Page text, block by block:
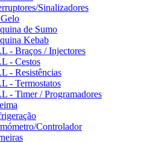
Sinalizadores
de Sumo
Kebab
- Braços / Injectores
- Cestos
- Resistências
- Termostatos
- Timer / Programadores
Controlador